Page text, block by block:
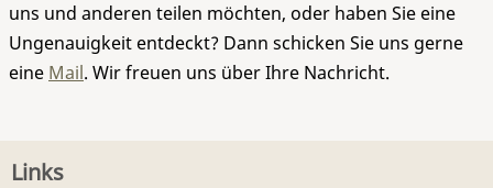
uns und anderen teilen möchten, oder haben Sie eine
Ungenauigkeit entdeckt? Dann schicken Sie uns gerne
eine Mail. Wir freuen uns über Ihre Nachricht.
Links